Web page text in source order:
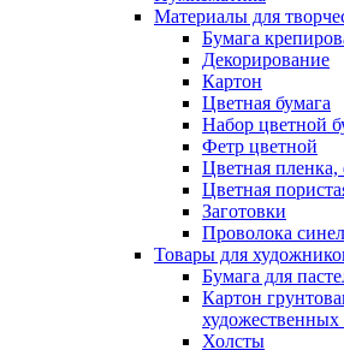
Материалы для
Бумага
Декорирование
Картон
Цветная бумага
Набор цветной
Фетр цветной
Цветная пленка,
Цветная
Заготовки
Проволока
Товары для
Бумага для
Картон
художественных
Холсты